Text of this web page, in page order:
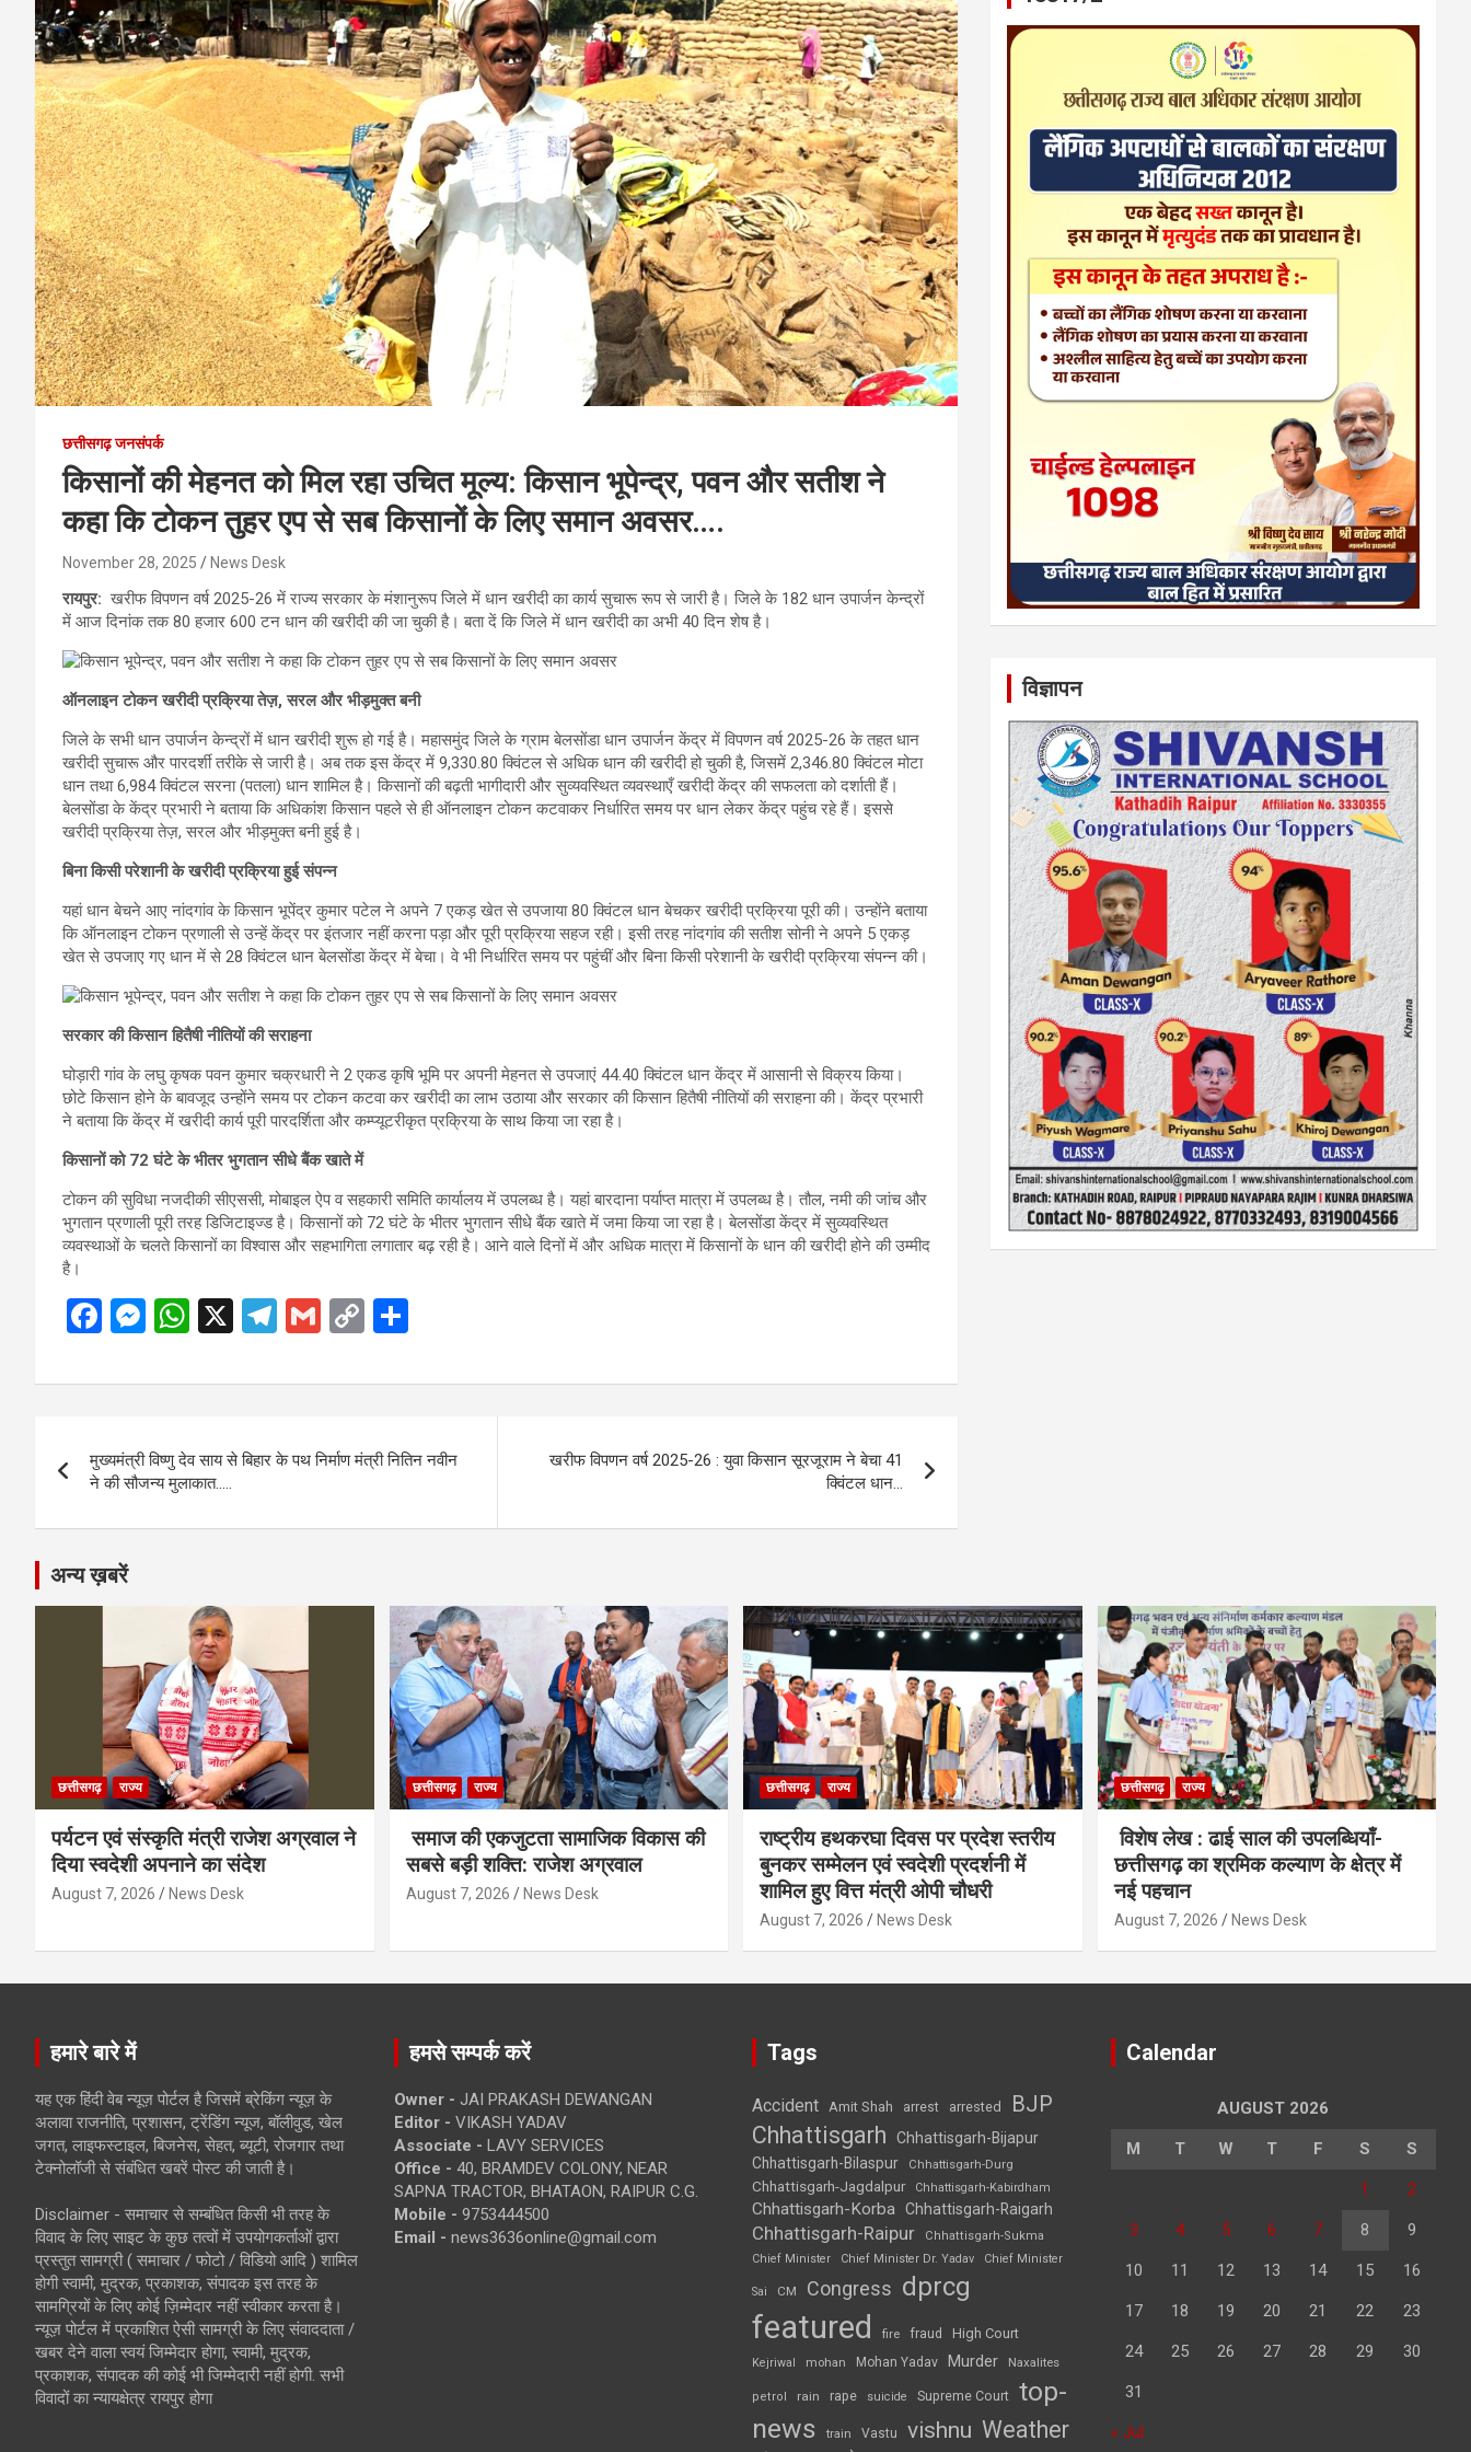
छत्तीसगढ़ जनसंपर्क
किसानों की मेहनत को मिल रहा उचित मूल्य: किसान भूपेन्द्र, पवन और सतीश ने
कहा कि टोकन तुहर एप से सब किसानों के लिए समान अवसर….
November 28, 2025 News Desk
रायपुर:खरीफ विपणन वर्ष 2025-26 में राज्य सरकार के मंशानुरूप जिले में धान खरीदी का कार्य सुचारू रूप से जारी है। जिले के 182 धान उपार्जन केन्द्रों
में आज दिनांक तक 80 हजार 600 टन धान की खरीदी की जा चुकी है। बता दें कि जिले में धान खरीदी का अभी 40 दिन शेष है।
ऑनलाइन टोकन खरीदी प्रक्रिया तेज़, सरल और भीड़मुक्त बनी
जिले के सभी धान उपार्जन केन्द्रों में धान खरीदी शुरू हो गई है। महासमुंद जिले के ग्राम बेलसोंडा धान उपार्जन केंद्र में विपणन वर्ष 2025-26 के तहत धान
खरीदी सुचारू और पारदर्शी तरीके से जारी है। अब तक इस केंद्र में 9,330.80 क्विंटल से अधिक धान की खरीदी हो चुकी है, जिसमें 2,346.80 क्विंटल मोटा
धान तथा 6,984 क्विंटल सरना (पतला) धान शामिल है। किसानों की बढ़ती भागीदारी और सुव्यवस्थित व्यवस्थाएँ खरीदी केंद्र की सफलता को दर्शाती हैं।
बेलसोंडा के केंद्र प्रभारी ने बताया कि अधिकांश किसान पहले से ही ऑनलाइन टोकन कटवाकर निर्धारित समय पर धान लेकर केंद्र पहुंच रहे हैं। इससे
खरीदी प्रक्रिया तेज़, सरल और भीड़मुक्त बनी हुई है।
बिना किसी परेशानी के खरीदी प्रक्रिया हुई संपन्न
यहां धान बेचने आए नांदगांव के किसान भूपेंद्र कुमार पटेल ने अपने 7 एकड़ खेत से उपजाया 80 क्विंटल धान बेचकर खरीदी प्रक्रिया पूरी की। उन्होंने बताया
कि ऑनलाइन टोकन प्रणाली से उन्हें केंद्र पर इंतजार नहीं करना पड़ा और पूरी प्रक्रिया सहज रही। इसी तरह नांदगांव की सतीश सोनी ने अपने 5 एकड़
खेत से उपजाए गए धान में से 28 क्विंटल धान बेलसोंडा केंद्र में बेचा। वे भी निर्धारित समय पर पहुंचीं और बिना किसी परेशानी के खरीदी प्रक्रिया संपन्न की।
सरकार की किसान हितैषी नीतियों की सराहना
घोड़ारी गांव के लघु कृषक पवन कुमार चक्रधारी ने 2 एकड कृषि भूमि पर अपनी मेहनत से उपजाएं 44.40 क्विंटल धान केंद्र में आसानी से विक्रय किया।
छोटे किसान होने के बावजूद उन्होंने समय पर टोकन कटवा कर खरीदी का लाभ उठाया और सरकार की किसान हितैषी नीतियों की सराहना की। केंद्र प्रभारी
ने बताया कि केंद्र में खरीदी कार्य पूरी पारदर्शिता और कम्प्यूटरीकृत प्रक्रिया के साथ किया जा रहा है।
किसानों को 72 घंटे के भीतर भुगतान सीधे बैंक खाते में
टोकन की सुविधा नजदीकी सीएससी, मोबाइल ऐप व सहकारी समिति कार्यालय में उपलब्ध है। यहां बारदाना पर्याप्त मात्रा में उपलब्ध है। तौल, नमी की जांच और
भुगतान प्रणाली पूरी तरह डिजिटाइज्ड है। किसानों को 72 घंटे के भीतर भुगतान सीधे बैंक खाते में जमा किया जा रहा है। बेलसोंडा केंद्र में सुव्यवस्थित
व्यवस्थाओं के चलते किसानों का विश्वास और सहभागिता लगातार बढ़ रही है। आने वाले दिनों में और अधिक मात्रा में किसानों के धान की खरीदी होने की उम्मीद
है।
F
ce
o
o
k
M
se
g
er
W
at
A
p
p
X
T
e
a
G
ail
C
py
n
ar
navigation
मुख्यमंत्री विष्णु देव साय से बिहार के पथ निर्माण मंत्री नितिन नवीन
ने की सौजन्य मुलाकात…..
खरीफ विपणन वर्ष 2025-26 : युवा किसान सूरजूराम ने बेचा 41
क्विंटल धान…
विज्ञापन
अन्य ख़बरें
छत्तीसगढ़ राज्य
पर्यटन एवं संस्कृति मंत्री राजेश अग्रवाल ने
दिया स्वदेशी अपनाने का संदेश
August 7, 2026 News Desk
छत्तीसगढ़ राज्य
समाज की एकजुटता सामाजिक विकास की
सबसे बड़ी शक्ति: राजेश अग्रवाल
August 7, 2026 News Desk
छत्तीसगढ़ राज्य
राष्ट्रीय हथकरघा दिवस पर प्रदेश स्तरीय
बुनकर सम्मेलन एवं स्वदेशी प्रदर्शनी में
शामिल हुए वित्त मंत्री ओपी चौधरी
August 7, 2026 News Desk
छत्तीसगढ़ राज्य
विशेष लेख : ढाई साल की उपलब्धियाँ-
छत्तीसगढ़ का श्रमिक कल्याण के क्षेत्र में
नई पहचान
August 7, 2026 News Desk
हमारे बारे में
यह एक हिंदी वेब न्यूज़ पोर्टल है जिसमें ब्रेकिंग न्यूज़ के
अलावा राजनीति, प्रशासन, ट्रेंडिंग न्यूज, बॉलीवुड, खेल
जगत, लाइफस्टाइल, बिजनेस, सेहत, ब्यूटी, रोजगार तथा
टेक्नोलॉजी से संबंधित खबरें पोस्ट की जाती है।
Disclaimer - समाचार से सम्बंधित किसी भी तरह के
विवाद के लिए साइट के कुछ तत्वों में उपयोगकर्ताओं द्वारा
प्रस्तुत सामग्री ( समाचार / फोटो / विडियो आदि ) शामिल
होगी स्वामी, मुद्रक, प्रकाशक, संपादक इस तरह के
सामग्रियों के लिए कोई ज़िम्मेदार नहीं स्वीकार करता है।
न्यूज़ पोर्टल में प्रकाशित ऐसी सामग्री के लिए संवाददाता /
खबर देने वाला स्वयं जिम्मेदार होगा, स्वामी, मुद्रक,
प्रकाशक, संपादक की कोई भी जिम्मेदारी नहीं होगी. सभी
विवादों का न्यायक्षेत्र रायपुर होगा
हमसे सम्पर्क करें
Owner - JAI PRAKASH DEWANGAN
Editor - VIKASH YADAV
Associate - LAVY SERVICES
Office - 40, BRAMDEV COLONY, NEAR
SAPNA TRACTOR, BHATAON, RAIPUR C.G.
Mobile - 9753444500
Email - news3636online@gmail.com
Tags
Accident Amit Shah arrest arrested BJP
Chhattisgarh
Chhattisgarh-Bijapur
Chhattisgarh-Bilaspur
Chhattisgarh-Durg
Chhattisgarh-Jagdalpur Chhattisgarh-Kabirdham
Chhattisgarh-Korba Chhattisgarh-Raigarh
Chhattisgarh-Raipur
Chhattisgarh-Sukma
Chief Minister
Chief Minister Dr. Yadav Chief Minister
Sai CM Congress dprcg
featured fire fraud High Court
Kejriwal mohan Mohan Yadav Murder Naxalites
petrol rain rape suicide Supreme Court top-
news
train Vastu vishnu Weather
Calendar
AUGUST 2026
M T W T F S S
1 2
3 4 5 6 7 8 9
10 11 12 13 14 15 16
17 18 19 20 21 22 23
24 25 26 27 28 29 30
31
« Jul